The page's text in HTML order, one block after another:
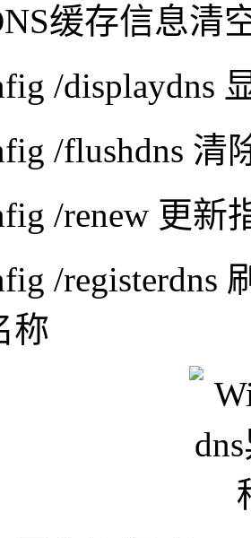
缓存信息清空
/displaydns
/flushdns 清
/renew 更新
registerdns
称